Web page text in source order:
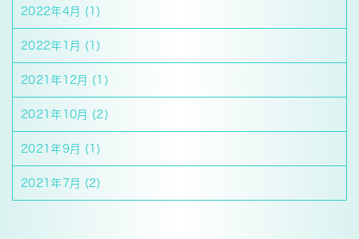
2022年4月 (1)
2022年1月 (1)
2021年12月 (1)
2021年10月 (2)
2021年9月 (1)
2021年7月 (2)